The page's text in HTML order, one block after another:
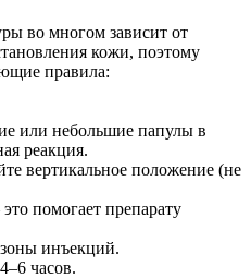
во многом зависит от
кожи, поэтому
правила:
или небольшие папулы в
реакция.
вертикальное положение (не
помогает препарату
инъекций.
часов.